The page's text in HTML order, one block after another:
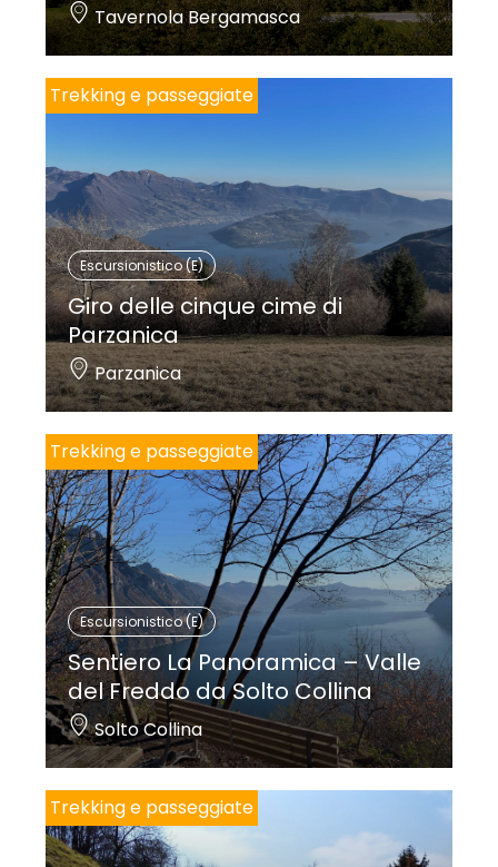
Tavernola Bergamasca
Trekking e passeggiate
Escursionistico (E)
Giro delle cinque cime di
Parzanica
Parzanica
Trekking e passeggiate
Escursionistico (E)
Sentiero La Panoramica – Valle
del Freddo da Solto Collina
Solto Collina
Trekking e passeggiate